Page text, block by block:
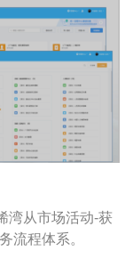
湾从市场活动-获
流程体系。